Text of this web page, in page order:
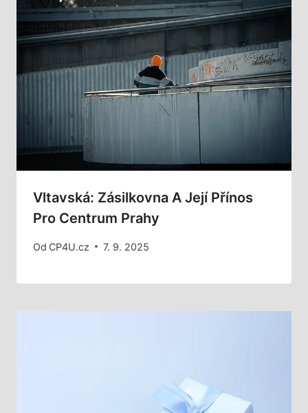
Vltavská: Zásilkovna A Její Přínos
Pro Centrum Prahy
Od CP4U.cz 7. 9. 2025